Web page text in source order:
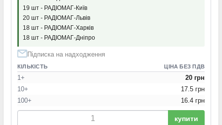
19 шт - РАДІОМАГ-Київ
20 шт - РАДІОМАГ-Львів
18 шт - РАДІОМАГ-Харків
18 шт - РАДІОМАГ-Дніпро
Підписка на надходження
КІЛЬКІСТЬ ЦІНА БЕЗ ПДВ
1+
20 грн
10+
17.5 грн
100+
16.4 грн
купити